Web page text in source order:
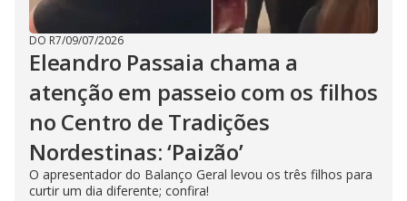
DO R7/09/07/2026
Eleandro Passaia chama a
atenção em passeio com os filhos
no Centro de Tradições
Nordestinas: ‘Paizão’
O apresentador do Balanço Geral levou os três filhos para
curtir um dia diferente; confira!